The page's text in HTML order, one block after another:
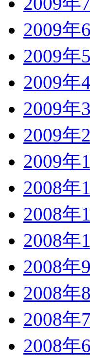
2009年
2009年
2009年
2009年
2009年
2009年
2008年
2008年
2008年
2008年
2008年
2008年
2008年